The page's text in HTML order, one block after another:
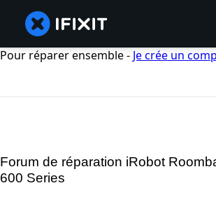
Pour réparer ensemble - Je crée un
Forum de réparation iRobot
600 Series